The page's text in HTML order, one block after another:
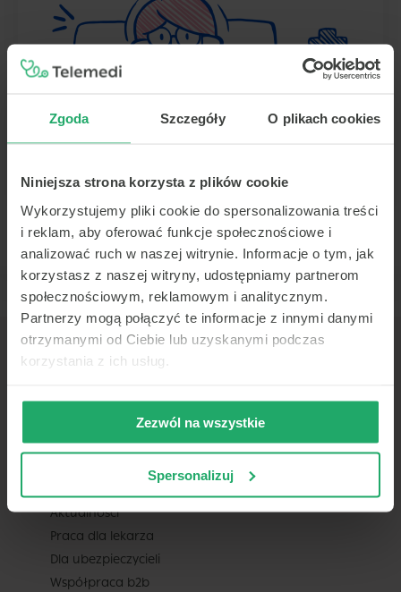
Zgoda Szczegóły O plikach cookies
Niniejsza strona korzysta z plików cookie
Wykorzystujemy pliki cookie do spersonalizowania treści
i reklam, aby oferować funkcje społecznościowe i
analizować ruch w naszej witrynie. Informacje o tym, jak
korzystasz z naszej witryny, udostępniamy partnerom
społecznościowym, reklamowym i analitycznym.
Partnerzy mogą połączyć te informacje z innymi danymi
otrzymanymi od Ciebie lub uzyskanymi podczas
korzystania z ich usług.
Zezwól na wszystkie
Spersonalizuj
O nas
Aktualności
Praca dla lekarza
Dla ubezpieczycieli
Współpraca b2b